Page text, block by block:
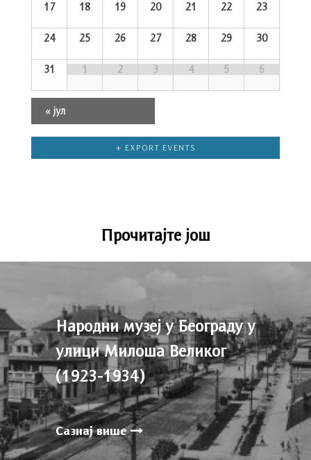
17 18 19 20 21 22 23
24 25 26 27 28 29 30
31 1 2 3 4 5 6
«јул
+ EXPORT EVENTS
Прочитајте још
Народни музеј у Београду у
улици Милоша Великог
(1923-1934)
Сазнај више